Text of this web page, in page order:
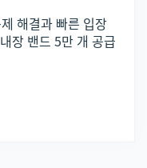
해결과 빠른 입장
장 밴드 5만 개 공급